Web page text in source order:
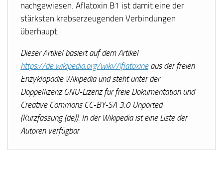
nachgewiesen. Aflatoxin B1 ist damit eine der
stärksten krebserzeugenden Verbindungen
überhaupt.
Dieser Artikel basiert auf dem Artikel
https://de.wikipedia.org/wiki/Aflatoxineaus der freien
Enzyklopädie Wikipedia und steht unter der
Doppellizenz GNU-Lizenz für freie Dokumentation und
Creative Commons CC-BY-SA 3.0 Unported
(Kurzfassung (de)). In der Wikipedia ist eine Liste der
Autoren verfügbar